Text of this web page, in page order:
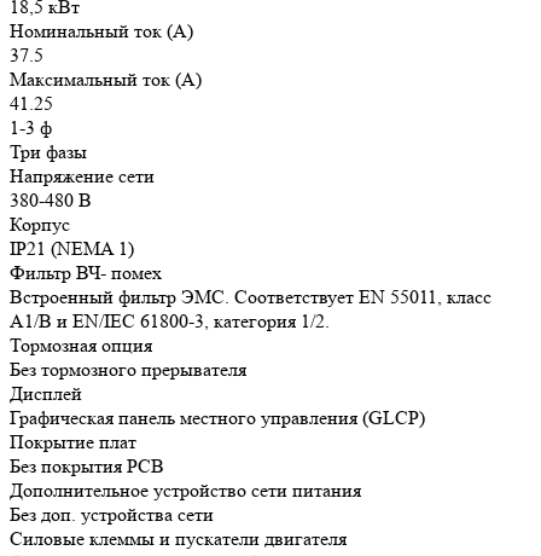
18,5 кВт
Номинальный ток (А)
37.5
Максимальный ток (А)
41.25
1-3 ф
Три фазы
Напряжение сети
380-480 В
Корпус
IP21 (NEMA 1)
Фильтр ВЧ- помех
Встроенный фильтр ЭМС. Соответствует EN 55011, класс
A1/B и EN/IEC 61800-3, категория 1/2.
Тормозная опция
Без тормозного прерывателя
Дисплей
Графическая панель местного управления (GLCP)
Покрытие плат
Без покрытия РСВ
Дополнительное устройство сети питания
Без доп. устройства сети
Силовые клеммы и пускатели двигателя